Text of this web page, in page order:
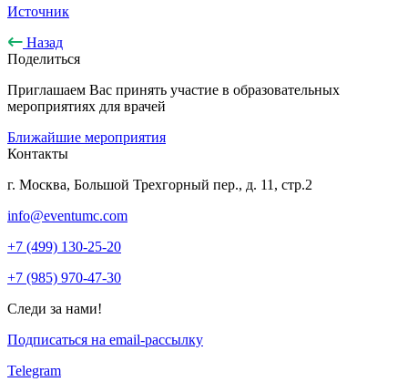
Источник
Назад
Поделиться
Приглашаем Вас принять участие в образовательных
мероприятиях для врачей
Ближайшие мероприятия
Контакты
г. Москва, Большой Трехгорный пер., д. 11, стр.2
info@eventumc.com
+7 (499) 130-25-20
+7 (985) 970-47-30
Следи за нами!
Подписаться на email-рассылку
Telegram